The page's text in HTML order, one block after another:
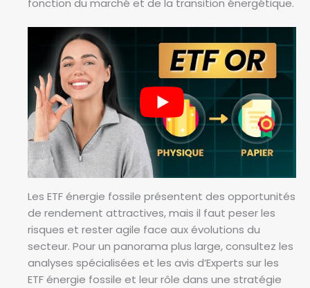
Les ETF énergie fossile présentent des opportunités
de rendement attractives, mais il faut peser les
risques et rester agile face aux évolutions du
secteur. Pour un panorama plus large, consultez les
analyses spécialisées et les avis d’Experts sur les
ETF énergie fossile et leur rôle dans une stratégie